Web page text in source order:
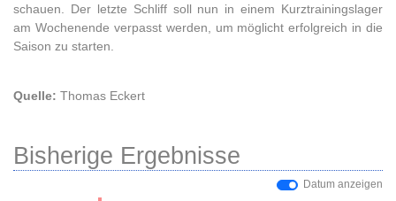
schauen. Der letzte Schliff soll nun in einem Kurztrainingslager
am Wochenende verpasst werden, um möglicht erfolgreich in die
Saison zu starten.
Quelle: Thomas Eckert
Bisherige Ergebnisse
Datum anzeigen